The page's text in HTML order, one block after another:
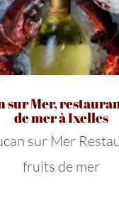
sur Mer,
de mer à Ixelles
sur Mer
fruits de mer